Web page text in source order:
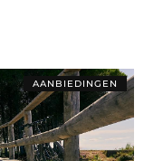
AANBIEDINGEN